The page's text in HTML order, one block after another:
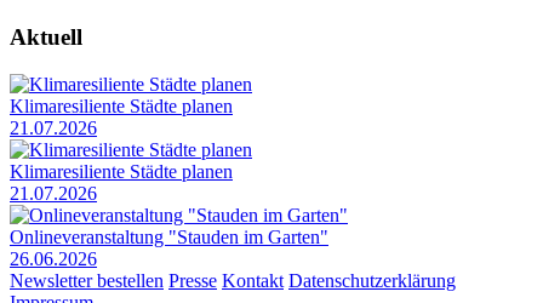
Aktuell
Klimaresiliente Städte planen
21.07.2026
Klimaresiliente Städte planen
21.07.2026
Onlineveranstaltung "Stauden im Garten"
26.06.2026
Newsletter bestellen Presse Kontakt Datenschutzerklärung